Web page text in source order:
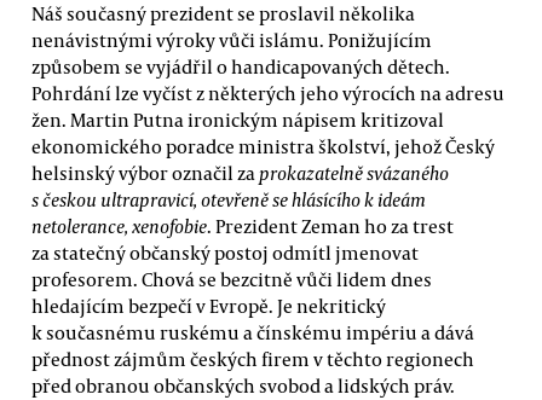
Náš současný prezident se proslavil několika
nenávistnými výroky vůči islámu. Ponižujícím
způsobem se vyjádřil o handicapovaných dětech.
Pohrdání lze vyčíst z některých jeho výrocích na adresu
žen. Martin Putna ironickým nápisem kritizoval
ekonomického poradce ministra školství, jehož Český
helsinský výbor označil zaprokazatelně svázaného
s českou ultrapravicí, otevřeně se hlásícího k ideám
netolerance, xenofobie. Prezident Zeman ho za trest
za statečný občanský postoj odmítl jmenovat
profesorem. Chová se bezcitně vůči lidem dnes
hledajícím bezpečí v Evropě. Je nekritický
k současnému ruskému a čínskému impériu a dává
přednost zájmům českých firem v těchto regionech
před obranou občanských svobod a lidských práv.